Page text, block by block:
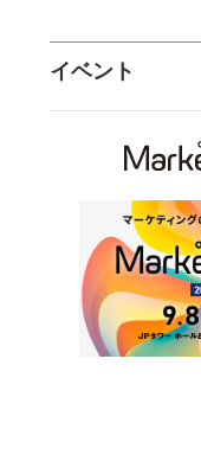
イベント